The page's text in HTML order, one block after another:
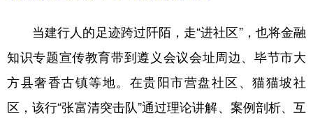
当建行人的足迹跨过阡陌，走“进社区”，也将金融
知识专题宣传教育带到遵义会议会址周边、毕节市大
方县奢香古镇等地。在贵阳市营盘社区、猫猫坡社
区，该行“张富清突击队”通过理论讲解、案例剖析、互